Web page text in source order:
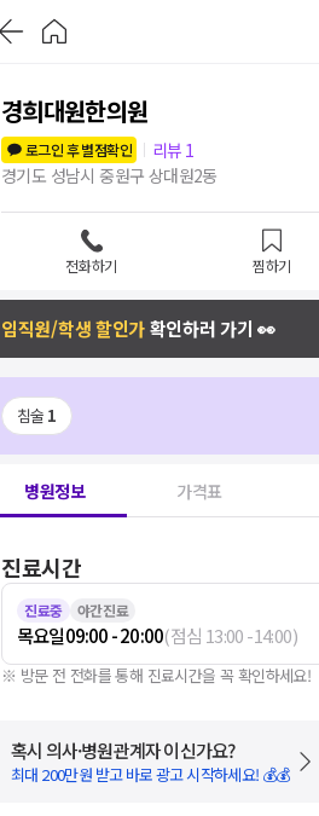
경희대원한의원
로그인 후 별점확인
리뷰 1
경기도 성남시 중원구 상대원2동
전화하기 찜하기
임직원/학생 할인가확인하러 가기 👀
침술 1
병원정보 가격표
진료시간
진료중 야간진료
목요일09:00 - 20:00(점심 13:00-14:00)
※ 방문 전 전화를 통해 진료시간을 꼭 확인하세요!
혹시 의사·병원관계자 이신가요?
최대 200만원 받고 바로 광고 시작하세요! 💰💰